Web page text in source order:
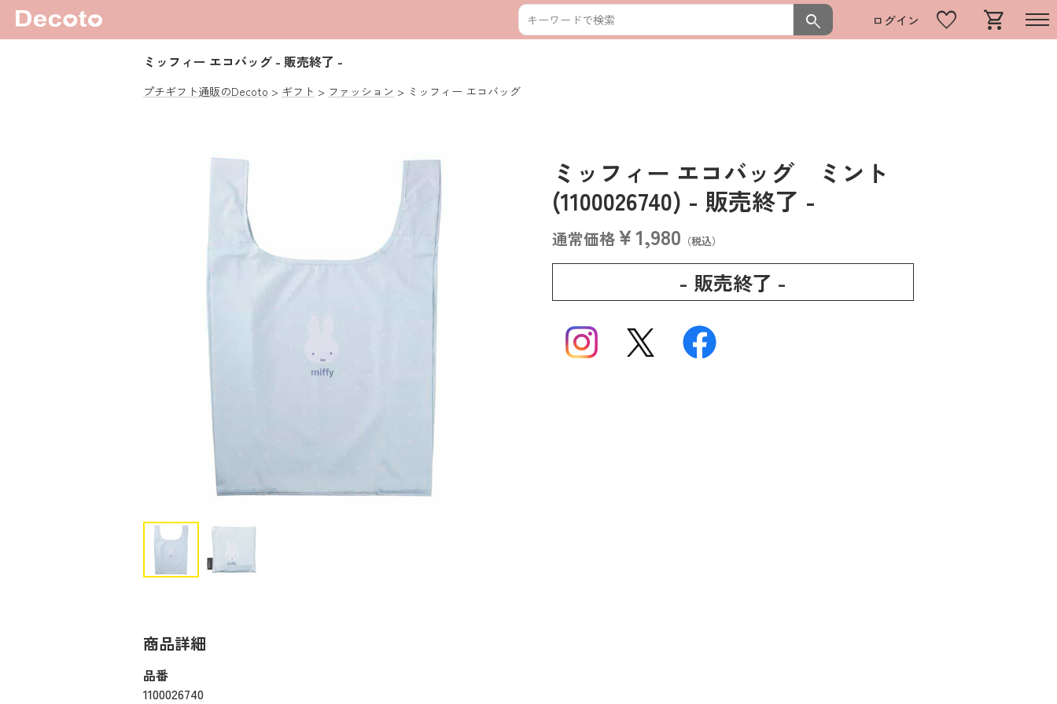
search ログイン favorite shopping_cart
ミッフィー エコバッグ - 販売終了 -
プチギフト通販のDecoto ギフト ファッション ミッフィー エコバッグ
ミッフィー エコバッグ ミント
(1100026740) - 販売終了 -
通常価格￥1,980 （税込）
- 販売終了 -
商品詳細
品番
1100026740